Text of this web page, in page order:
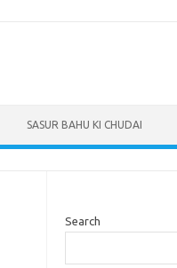
SASUR BAHU KI CHUDAI
Search